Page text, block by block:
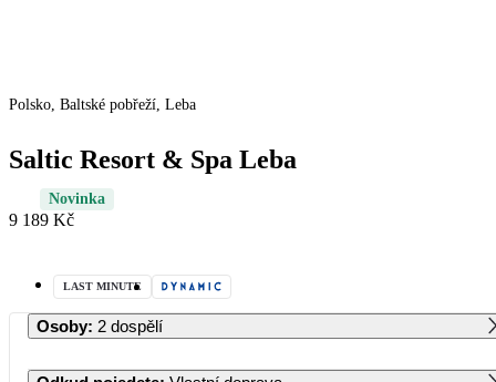
Polsko, Baltské pobřeží, Leba
Saltic Resort & Spa Leba
Novinka
9 189 Kč
LAST MINUTE
Osoby: 2 dospělí